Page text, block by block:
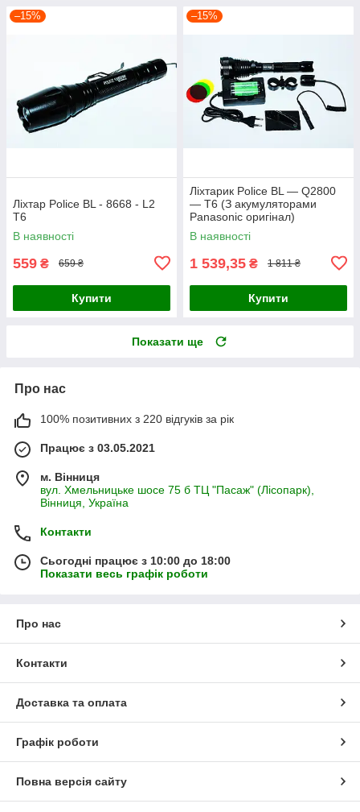
–15%
Ліхтар Police BL - 8668 - L2
T6
В наявності
559 ₴ 659 ₴
Купити
–15%
Ліхтарик Police BL — Q2800
— T6 (З акумуляторами
Panasonic оригінал)
В наявності
1 539,35 ₴ 1 811 ₴
Купити
Показати ще
Про нас
100% позитивних з 220 відгуків за рік
Працює з 03.05.2021
м. Вінниця
вул. Хмельницьке шосе 75 б ТЦ "Пасаж" (Лісопарк),
Вінниця, Україна
Контакти
Сьогодні працює з 10:00 до 18:00
Показати весь графік роботи
Про нас
Контакти
Доставка та оплата
Графік роботи
Повна версія сайту